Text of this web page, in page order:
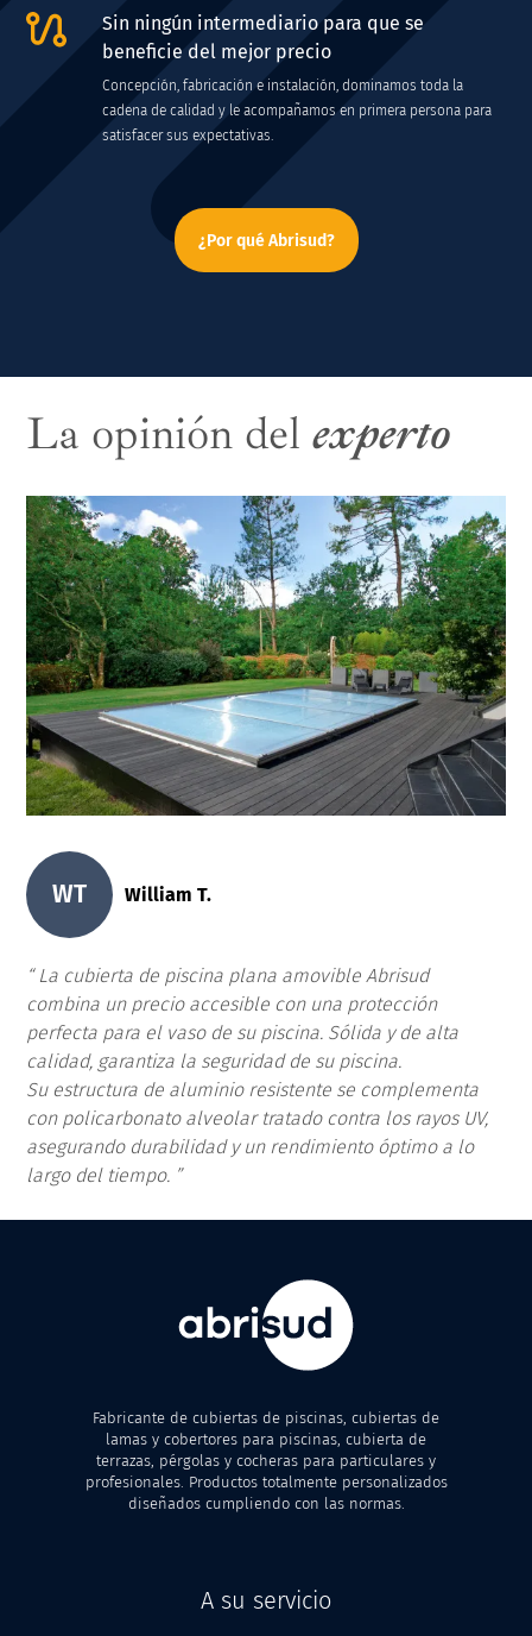
Sin ningún intermediario para que se
beneficie del mejor precio
Concepción, fabricación e instalación, dominamos toda la
cadena de calidad y le acompañamos en primera persona para
satisfacer sus expectativas.
¿Por qué Abrisud?
La opinión delexperto
WT William T.
La cubierta de piscina plana amovible Abrisud
combina un precio accesible con una protección
perfecta para el vaso de su piscina. Sólida y de alta
calidad, garantiza la seguridad de su piscina.
Su estructura de aluminio resistente se complementa
con policarbonato alveolar tratado contra los rayos UV,
asegurando durabilidad y un rendimiento óptimo a lo
largo del tiempo.
Fabricante de cubiertas de piscinas, cubiertas de
lamas y cobertores para piscinas, cubierta de
terrazas, pérgolas y cocheras para particulares y
profesionales. Productos totalmente personalizados
diseñados cumpliendo con las normas.
A su servicio